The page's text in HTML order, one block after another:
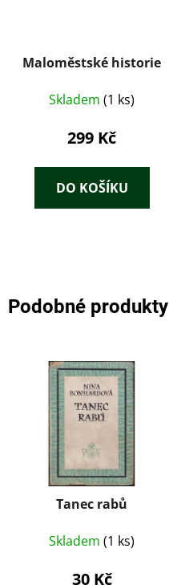
Maloměstské historie
Skladem (1 ks)
299 Kč
DO KOŠÍKU
Podobné produkty
Tanec rabů
Skladem (1 ks)
30 Kč